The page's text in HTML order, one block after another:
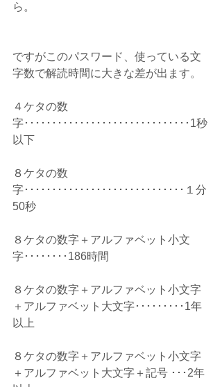
ら。
ですがこのパスワード、使っている文
字数で解読時間に大きな差が出ます。
４ケタの数
字･･････････････････････････････1秒
以下
８ケタの数
字･････････････････････････････１分
50秒
８ケタの数字＋アルファベット小文
字････････186時間
８ケタの数字＋アルファベット小文字
＋アルファベット大文字･････････1年
以上
８ケタの数字＋アルファベット小文字
＋アルファベット大文字＋記号 ･･･2年